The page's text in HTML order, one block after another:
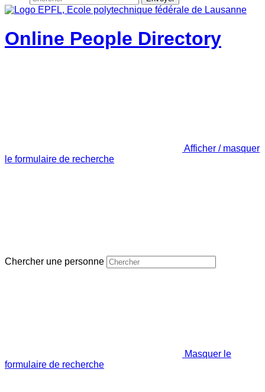
Online People Directory
Afficher / masquer
le formulaire de recherche
Chercher une personne
Masquer le
formulaire de recherche